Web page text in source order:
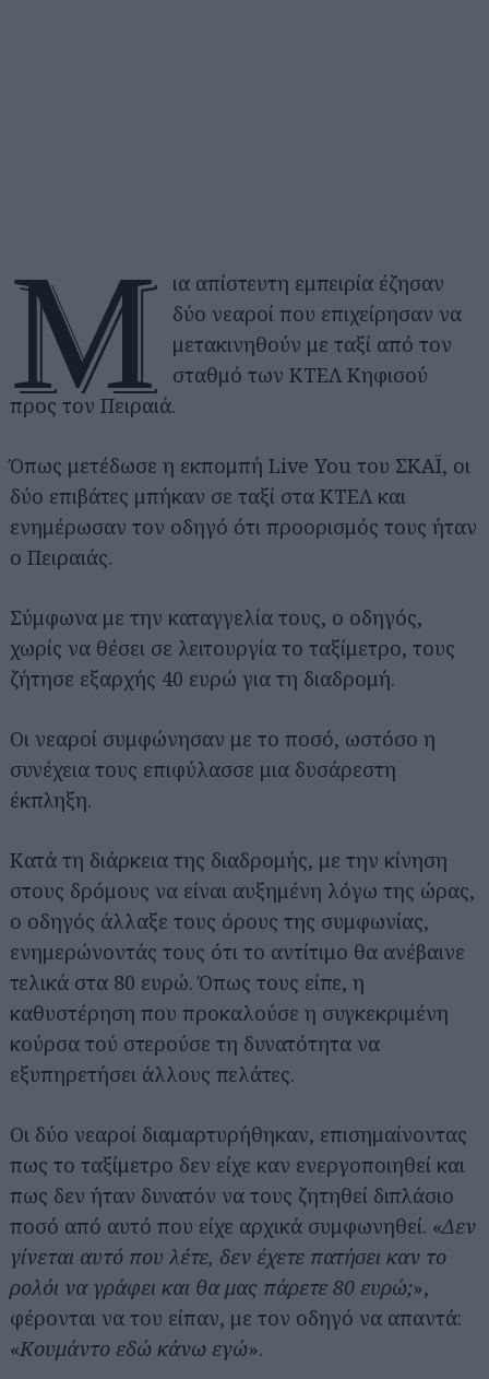
Μ
ια απίστευτη εμπειρία έζησαν
δύο νεαροί που επιχείρησαν να
μετακινηθούν με ταξί από τον
σταθμό των ΚΤΕΛ Κηφισού
προς τον Πειραιά.
Όπως μετέδωσε η εκπομπή Live You του ΣΚΑΪ, οι
δύο επιβάτες μπήκαν σε ταξί στα ΚΤΕΛ και
ενημέρωσαν τον οδηγό ότι προορισμός τους ήταν
ο Πειραιάς.
Σύμφωνα με την καταγγελία τους, ο οδηγός,
χωρίς να θέσει σε λειτουργία το ταξίμετρο, τους
ζήτησε εξαρχής 40 ευρώ για τη διαδρομή.
Οι νεαροί συμφώνησαν με το ποσό, ωστόσο η
συνέχεια τους επιφύλασσε μια δυσάρεστη
έκπληξη.
Κατά τη διάρκεια της διαδρομής, με την κίνηση
στους δρόμους να είναι αυξημένη λόγω της ώρας,
ο οδηγός άλλαξε τους όρους της συμφωνίας,
ενημερώνοντάς τους ότι το αντίτιμο θα ανέβαινε
τελικά στα 80 ευρώ. Όπως τους είπε, η
καθυστέρηση που προκαλούσε η συγκεκριμένη
κούρσα τού στερούσε τη δυνατότητα να
εξυπηρετήσει άλλους πελάτες.
Οι δύο νεαροί διαμαρτυρήθηκαν, επισημαίνοντας
πως το ταξίμετρο δεν είχε καν ενεργοποιηθεί και
πως δεν ήταν δυνατόν να τους ζητηθεί διπλάσιο
ποσό από αυτό που είχε αρχικά συμφωνηθεί. «Δεν
γίνεται αυτό που λέτε, δεν έχετε πατήσει καν το
ρολόι να γράφει και θα μας πάρετε 80 ευρώ;»,
φέρονται να του είπαν, με τον οδηγό να απαντά:
«Κουμάντο εδώ κάνω εγώ».